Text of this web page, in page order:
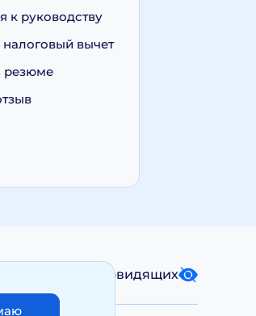
к руководству
налоговый вычет
резюме
Версия для слабовидящих